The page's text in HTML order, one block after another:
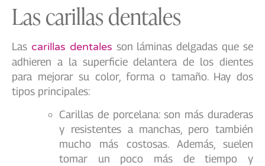
Las carillas dentales
Las carillas dentales son láminas delgadas que se
adhieren a la superficie delantera de los dientes
para mejorar su color, forma o tamaño. Hay dos
tipos principales:
Carillas de porcelana: son más duraderas
y resistentes a manchas, pero también
mucho más costosas. Además, suelen
tomar un poco más de tiempo y